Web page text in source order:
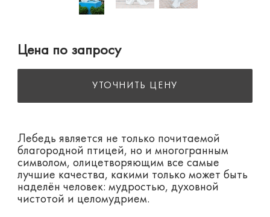
Цена по запросу
УТОЧНИТЬ ЦЕНУ
Лебедь является не только почитаемой
благородной птицей, но и многогранным
символом, олицетворяющим все самые
лучшие качества, какими только может быть
наделён человек: мудростью, духовной
чистотой и целомудрием.